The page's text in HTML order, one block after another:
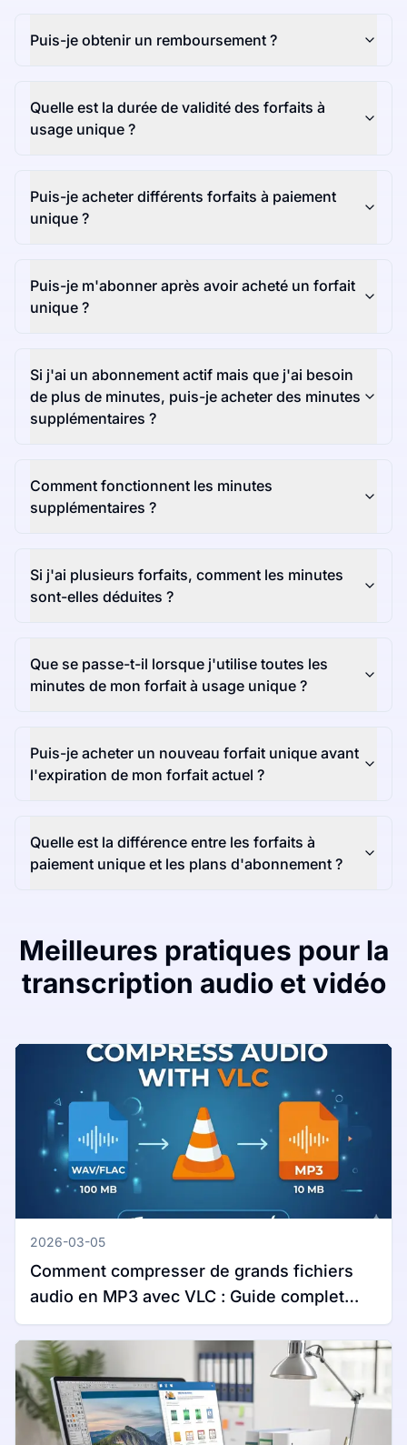
Puis-je obtenir un remboursement ?
Quelle est la durée de validité des forfaits à
usage unique ?
Puis-je acheter différents forfaits à paiement
unique ?
Puis-je m'abonner après avoir acheté un forfait
unique ?
Si j'ai un abonnement actif mais que j'ai besoin
de plus de minutes, puis-je acheter des minutes
supplémentaires ?
Comment fonctionnent les minutes
supplémentaires ?
Si j'ai plusieurs forfaits, comment les minutes
sont-elles déduites ?
Que se passe-t-il lorsque j'utilise toutes les
minutes de mon forfait à usage unique ?
Puis-je acheter un nouveau forfait unique avant
l'expiration de mon forfait actuel ?
Quelle est la différence entre les forfaits à
paiement unique et les plans d'abonnement ?
Meilleures pratiques pour la
transcription audio et vidéo
2026-03-05
Comment compresser de grands fichiers
audio en MP3 avec VLC : Guide complet
pour Windows et Mac